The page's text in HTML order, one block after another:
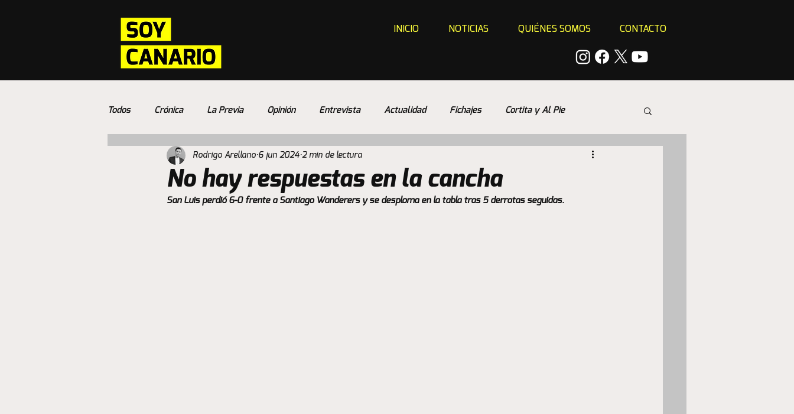
INICIO NOTICIAS QUIÉNES SOMOS CONTACTO
Todos Crónica La Previa Opinión Entrevista Actualidad Fichajes Cortita y Al Pie
No hay respuestas en la cancha
Rodrigo Arellano 6 jun 2024 2 min de lectura
San Luis perdió 6-0 frente a Santiago Wanderers y se desploma en la tabla tras 5 derrotas seguidas.